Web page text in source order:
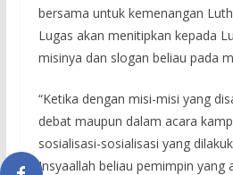
bersama untuk kemenangan
Lugas akan menitipkan kepada
misinya dan slogan beliau pada
“Ketika dengan misi-misi yang
debat maupun dalam acara
sosialisasi-sosialisasi yang
Insyaallah beliau pemimpin yang